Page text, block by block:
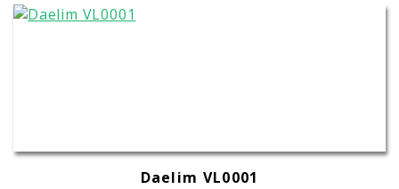
Daelim VL0001